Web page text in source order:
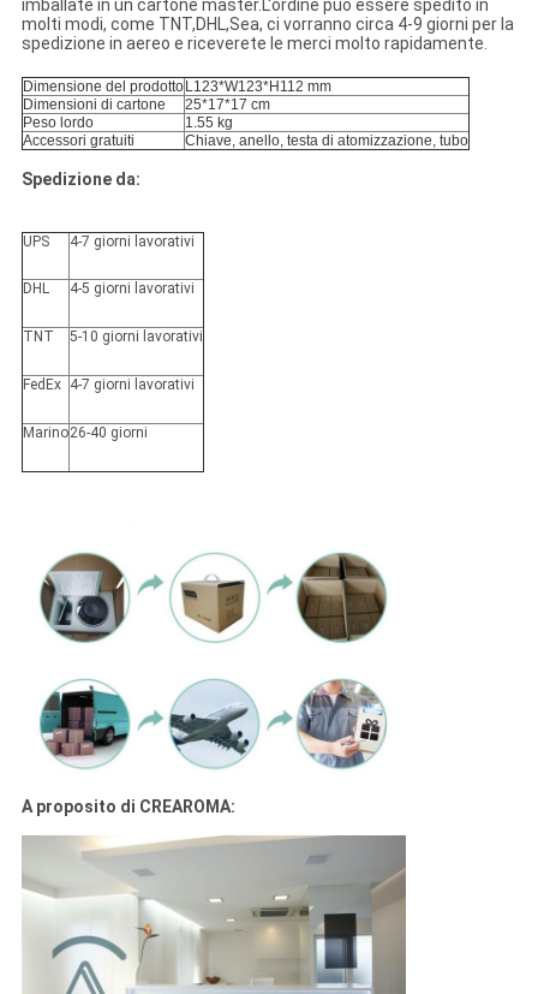
imballate in un cartone master.L'ordine può essere spedito in
molti modi, come TNT,DHL,Sea, ci vorranno circa 4-9 giorni per la
spedizione in aereo e riceverete le merci molto rapidamente.
Dimensione del prodotto L123*W123*H112 mm
Dimensioni di cartone
25*17*17 cm
Peso lordo
1.55 kg
Accessori gratuiti
Chiave, anello, testa di atomizzazione, tubo
Spedizione da:
UPS 4-7 giorni lavorativi
DHL 4-5 giorni lavorativi
TNT 5-10 giorni lavorativi
FedEx 4-7 giorni lavorativi
Marino26-40 giorni
A proposito di CREAROMA: